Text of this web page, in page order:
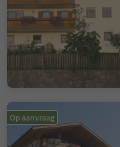
Op aanvraag